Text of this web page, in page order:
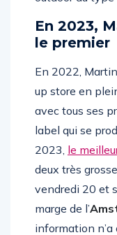
En 2023,
En 2022,
up store en
avec tous ses
label qui se
2023,le
deux très
vendredi 20 et
marge de l’